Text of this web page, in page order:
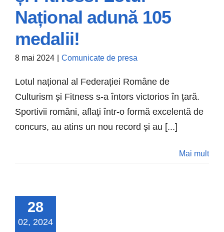
Național adună 105
medalii!
Național adună 105
medalii!
8 mai 2024 Comunicate de presa
Lotul național al Federației Române de
Culturism și Fitness s-a întors victorios în țară.
Sportivii români, aflați într-o formă excelentă de
concurs, au atins un nou record și au [...]
Mai mult
28
02, 2024